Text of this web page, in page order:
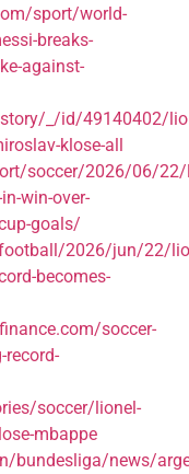
sport/world-
breaks-
against-
_/id/49140402/
klose-all
soccer/2026/06/22/
win-over-
goals/
2026/jun/22/
becomes-
soccer-
record-
soccer/lionel-
mbappe
bundesliga/news/